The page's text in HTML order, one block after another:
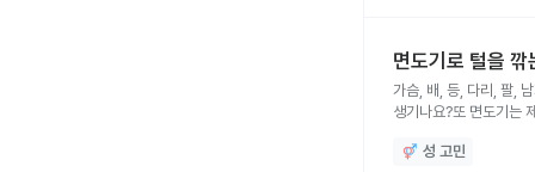
면도기로 털을
가슴, 배, 등, 다리, 팔,
생기나요?또 면도기는
성 고민